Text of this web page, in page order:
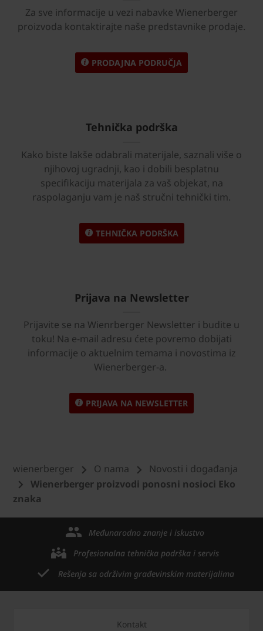
Za sve informacije u vezi nabavke Wienerberger
proizvoda kontaktirajte naše predstavnike prodaje.
PRODAJNA PODRUČJA
Tehnička podrška
Kako biste lakše odabrali materijale, saznali više o
njihovoj ugradnji, kao i dobili besplatnu
specifikaciju materijala za vaš objekat, na
raspolaganju vam je naš stručni tehnički tim.
TEHNIČKA PODRŠKA
Prijava na Newsletter
Prijavite se na Wienrberger Newsletter i budite u
toku! Na e-mail adresu ćete povremo dobijati
informacije o aktuelnim temama i novostima iz
Wienerberger-a.
PRIJAVA NA NEWSLETTER
wienerberger O nama
Novosti i događanja
Wienerberger proizvodi ponosni nosioci Eko
znaka
Međunarodno znanje i iskustvo
Profesionalna tehnička podrška i servis
Rešenja sa održivim građevinskim materijalima
Kontakt